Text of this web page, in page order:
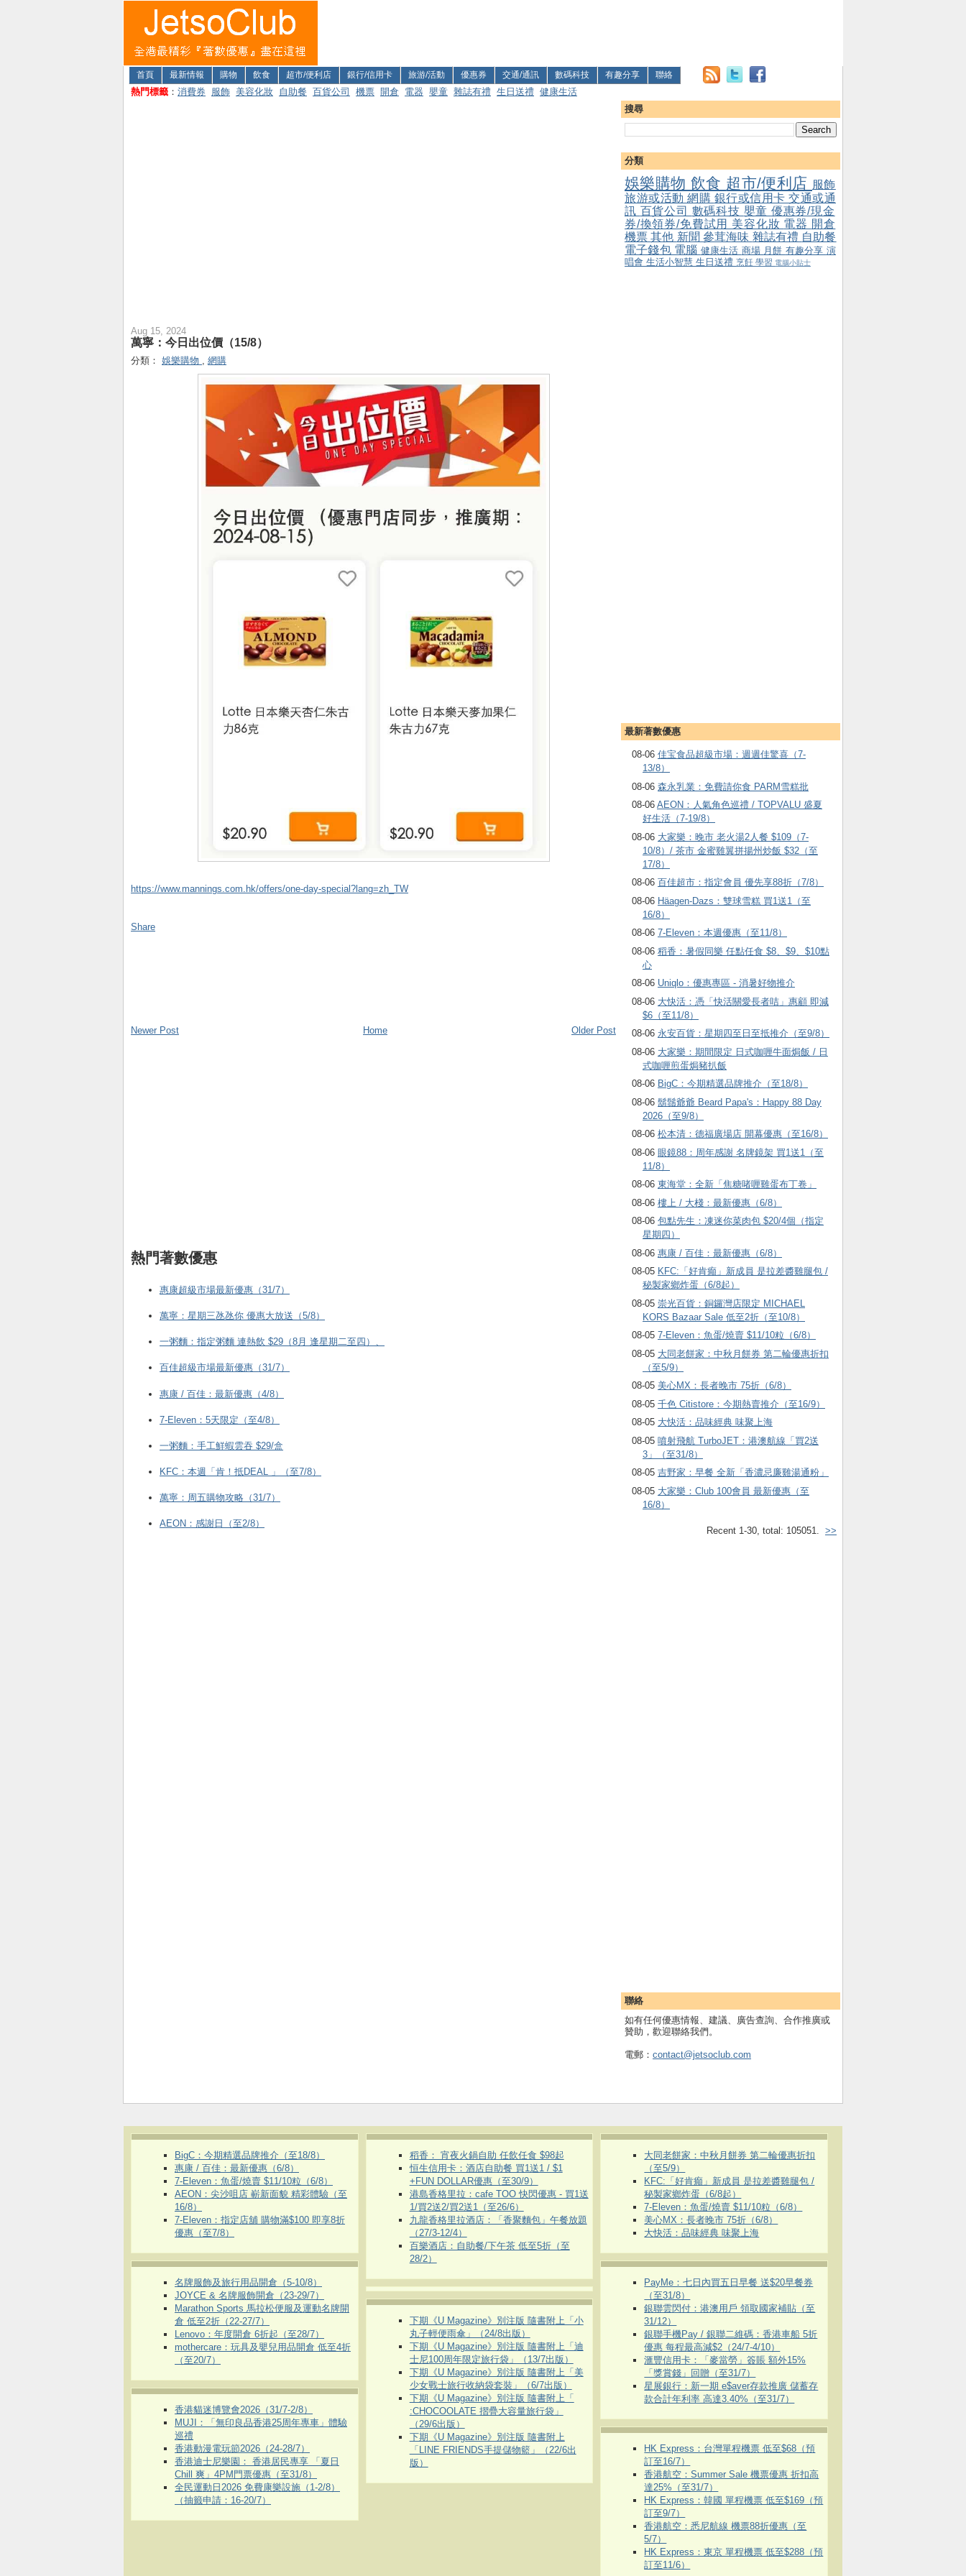
首頁 最新情報 購物 飲食 超市/便利店 銀行/信用卡 旅游/活動 優惠券 交通/通訊 數碼科技 有趣分享 聯絡
熱門標籤 ： 消費券 服飾 美容化妝 自助餐 百貨公司 機票 開倉 電器 嬰童 雜誌有禮 生日送禮 健康生活
搜尋
分類
娛樂購物 飲食 超市/便利店 服飾
旅游或活動 網購 銀行或信用卡 交通或通
訊 百貨公司 數碼科技 嬰童 優惠券/現金
券/換領券/免費試用 美容化妝 電器 開倉
機票其他 新聞參茸海味 雜誌有禮 自助餐
電子錢包 電腦 健康生活 商場 月餅 有趣分享 演
唱會 生活小智慧 生日送禮 烹飪 學習 電腦小貼士
最新著數優惠
08-06 佳宝食品超級市場：週週佳驚喜（7-
13/8）
08-06 森永乳業：免費請你食 PARM雪糕批
08-06 AEON：人氣角色巡禮 / TOPVALU 盛夏
好生活（7-19/8）
08-06 大家樂：晚市 老火湯2人餐 $109（7-
10/8）/ 茶市 金蜜雞翼拼揚州炒飯 $32（至
17/8）
08-06 百佳超市：指定會員 優先享88折（7/8）
08-06 Häagen-Dazs ：雙球雪糕 買1送1（至
16/8）
08-06 7-Eleven：本週優惠（至11/8）
08-06 稻香：暑假同樂 任點任食 $8、$9、$10點
心
08-06 Uniqlo：優惠專區 - 消暑好物推介
08-06 大快活：憑「快活關愛長者咭」惠顧 即減
$6（至11/8）
08-06 永安百貨：星期四至日至抵推介（至9/8）
08-06 大家樂：期間限定 日式咖喱牛面焗飯 / 日
式咖喱煎蛋焗豬扒飯
08-06 BigC：今期精選品牌推介（至18/8）
08-06 鬍鬚爺爺 Beard Papa's：Happy 88 Day
2026（至9/8）
08-06 松本清：德福廣場店 開幕優惠（至16/8）
08-06 眼鏡88：周年感謝 名牌鏡架 買1送1（至
11/8）
08-06 東海堂：全新「焦糖啫喱雞蛋布丁卷」
08-06 樓上 / 大棧：最新優惠（6/8）
08-06 包點先生：凍迷你菜肉包 $20/4個（指定
星期四）
08-06 惠康 / 百佳：最新優惠（6/8）
08-05 KFC:「好肯癲」新成員 是拉差醬雞腿包 /
秘製家鄉炸蛋（6/8起）
08-05 崇光百貨：銅鑼灣店限定 MICHAEL
KORS Bazaar Sale 低至2折（至10/8）
08-05 7-Eleven：魚蛋/燒賣 $11/10粒（6/8）
08-05 大同老餅家：中秋月餅券 第二輪優惠折扣
（至5/9）
08-05 美心MX：長者晚市 75折（6/8）
08-05 千色 Citistore：今期熱賣推介（至16/9）
08-05 大快活：品味經典 味聚上海
08-05 噴射飛航 TurboJET：港澳航線「買2送
3」（至31/8）
08-05 吉野家：早餐 全新「香濃忌廉雞湯通粉」
08-05 大家樂：Club 100會員 最新優惠（至
16/8）
Recent 1-30, total: 105051. >>
聯絡
如有任何優惠情報、建議、廣告查詢、合作推廣或
贊助，歡迎聯絡我們。
電郵： contact@jetsoclub.com
Aug 15, 2024
萬寧：今日出位價（15/8）
分類： 娛樂購物 , 網購
https://www.mannings.com.hk/offers/one-day-special?lang=zh_TW
Share
Newer Post Older Post
Home
熱門著數優惠
惠康超級市場最新優惠（31/7）
萬寧：星期三氹氹你 優惠大放送（5/8）
一粥麵：指定粥麵 連熱飲 $29（8月 逢星期二至四）、
百佳超級市場最新優惠（31/7）
惠康 / 百佳：最新優惠（4/8）
7-Eleven：5天限定（至4/8）
一粥麵：手工鮮蝦雲吞 $29/盒
KFC ：本週「肯！抵DEAL 」（至7/8）
萬寧：周五購物攻略（31/7）
AEON：感謝日（至2/8）
BigC：今期精選品牌推介（至18/8）
惠康 / 百佳：最新優惠（6/8）
7-Eleven：魚蛋/燒賣 $11/10粒（6/8）
AEON：尖沙咀店 嶄新面貌 精彩體驗（至
16/8）
7-Eleven：指定店舖 購物滿$100 即享8折
優惠（至7/8）
名牌服飾及旅行用品開倉（5-10/8）
JOYCE & 名牌服飾開倉（23-29/7）
Marathon Sports 馬拉松便服及運動名牌開
倉 低至2折（22-27/7）
Lenovo：年度開倉 6折起（至28/7）
mothercare：玩具及嬰兒用品開倉 低至4折
（至20/7）
香港貓迷博覽會2026（31/7-2/8）
MUJI：「無印良品香港25周年專車」體驗
巡禮
香港動漫電玩節2026（24-28/7）
香港迪士尼樂園： 香港居民專享 「夏日
Chill 爽」4PM門票優惠（至31/8）
全民運動日2026 免費康樂設施（1-2/8）
（抽籤申請：16-20/7）
稻香： 宵夜火鍋自助 任飲任食 $98起
恒生信用卡：酒店自助餐 買1送1 / $1
+FUN DOLLAR優惠（至30/9）
港島香格里拉：cafe TOO 快閃優惠 - 買1送
1/買2送2/買2送1（至26/6）
九龍香格里拉酒店：「香聚麵包」午餐放題
（27/3-12/4）
百樂酒店：自助餐/下午茶 低至5折（至
28/2）
下期《U Magazine》別注版 隨書附上「小
丸子輕便雨傘」（24/8出版）
下期《U Magazine》別注版 隨書附上「迪
士尼100周年限定旅行袋」（13/7出版）
下期《U Magazine》別注版 隨書附上「美
少女戰士旅行收納袋套裝」（6/7出版）
下期《U Magazine》別注版 隨書附上「
:CHOCOOLATE 摺疊大容量旅行袋」
（29/6出版）
下期《U Magazine》別注版 隨書附上
「LINE FRIENDS手提儲物籃」（22/6出
版）
大同老餅家：中秋月餅券 第二輪優惠折扣
（至5/9）
KFC:「好肯癲」新成員 是拉差醬雞腿包 /
秘製家鄉炸蛋（6/8起）
7-Eleven：魚蛋/燒賣 $11/10粒（6/8）
美心MX：長者晚市 75折（6/8）
大快活：品味經典 味聚上海
PayMe：七日內買五日早餐 送$20早餐券
（至31/8）
銀聯雲閃付：港澳用戶 領取國家補貼（至
31/12）
銀聯手機Pay / 銀聯二維碼：香港車船 5折
優惠 每程最高減$2（24/7-4/10）
滙豐信用卡：「麥當勞」簽賬 額外15%
「獎賞錢」回贈（至31/7）
星展銀行：新一期 e$aver存款推廣 儲蓄存
款合計年利率 高達3.40%（至31/7）
HK Express：台灣單程機票 低至$68（預
訂至16/7）
香港航空：Summer Sale 機票優惠 折扣高
達25%（至31/7）
HK Express：韓國 單程機票 低至$169（預
訂至9/7）
香港航空：悉尼航線 機票88折優惠（至
5/7）
HK Express：東京 單程機票 低至$288（預
訂至11/6）